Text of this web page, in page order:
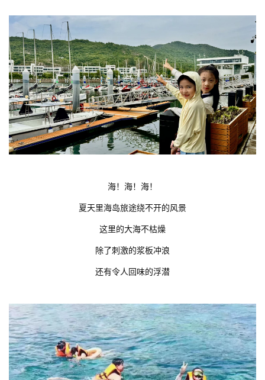
海！海！海！
夏天里海岛旅途绕不开的风景
这里的大海不枯燥
除了刺激的浆板冲浪
还有令人回味的浮潜